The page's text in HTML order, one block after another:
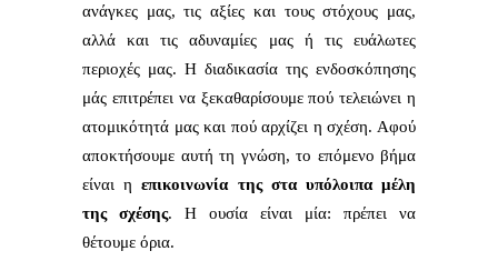
ανάγκες μας, τις αξίες και τους στόχους μας,
αλλά και τις αδυναμίες μας ή τις ευάλωτες
περιοχές μας. Η διαδικασία της ενδοσκόπησης
μάς επιτρέπει να ξεκαθαρίσουμε πού τελειώνει η
ατομικότητά μας και πού αρχίζει η σχέση. Αφού
αποκτήσουμε αυτή τη γνώση, το επόμενο βήμα
είναι ηεπικοινωνία της στα υπόλοιπα μέλη
της σχέσης. Η ουσία είναι μία: πρέπει να
θέτουμε όρια.